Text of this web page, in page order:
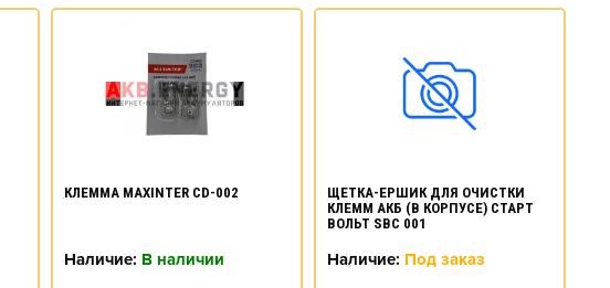
КЛЕММА MAXINTER CD-002
Наличие: В наличии
ЩЕТКА-ЕРШИК ДЛЯ ОЧИСТКИ
КЛЕММ АКБ (В КОРПУСЕ) СТАРТ
ВОЛЬТ SBC 001
Наличие: Под заказ